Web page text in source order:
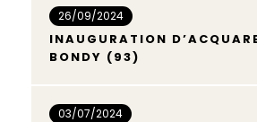
26/09/2024
INAUGURATION
BONDY (93)
03/07/2024